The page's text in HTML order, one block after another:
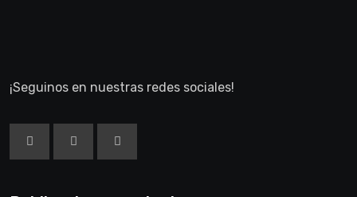
¡Seguinos en nuestras redes sociales!